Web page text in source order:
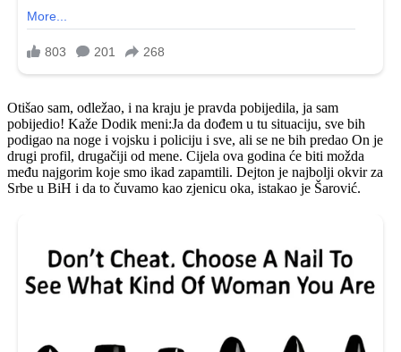
Otišao sam, odležao, i na kraju je pravda pobijedila, ja sam
pobijedio! Kaže Dodik meni:Ja da dođem u tu situaciju, sve bih
podigao na noge i vojsku i policiju i sve, ali se ne bih predao On je
drugi profil, drugačiji od mene. Cijela ova godina će biti možda
među najgorim koje smo ikad zapamtili. Dejton je najbolji okvir za
Srbe u BiH i da to čuvamo kao zjenicu oka, istakao je Šarović.